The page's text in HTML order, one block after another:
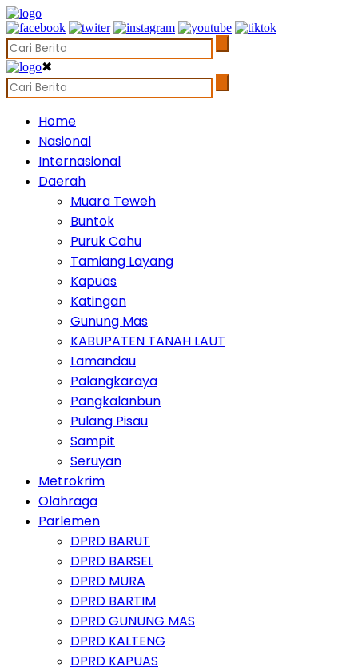
✖
Home
Nasional
Internasional
Daerah
Muara Teweh
Buntok
Puruk Cahu
Tamiang Layang
Kapuas
Katingan
Gunung Mas
KABUPATEN TANAH LAUT
Lamandau
Palangkaraya
Pangkalanbun
Pulang Pisau
Sampit
Seruyan
Metrokrim
Olahraga
Parlemen
DPRD BARUT
DPRD BARSEL
DPRD MURA
DPRD BARTIM
DPRD GUNUNG MAS
DPRD KALTENG
DPRD KAPUAS